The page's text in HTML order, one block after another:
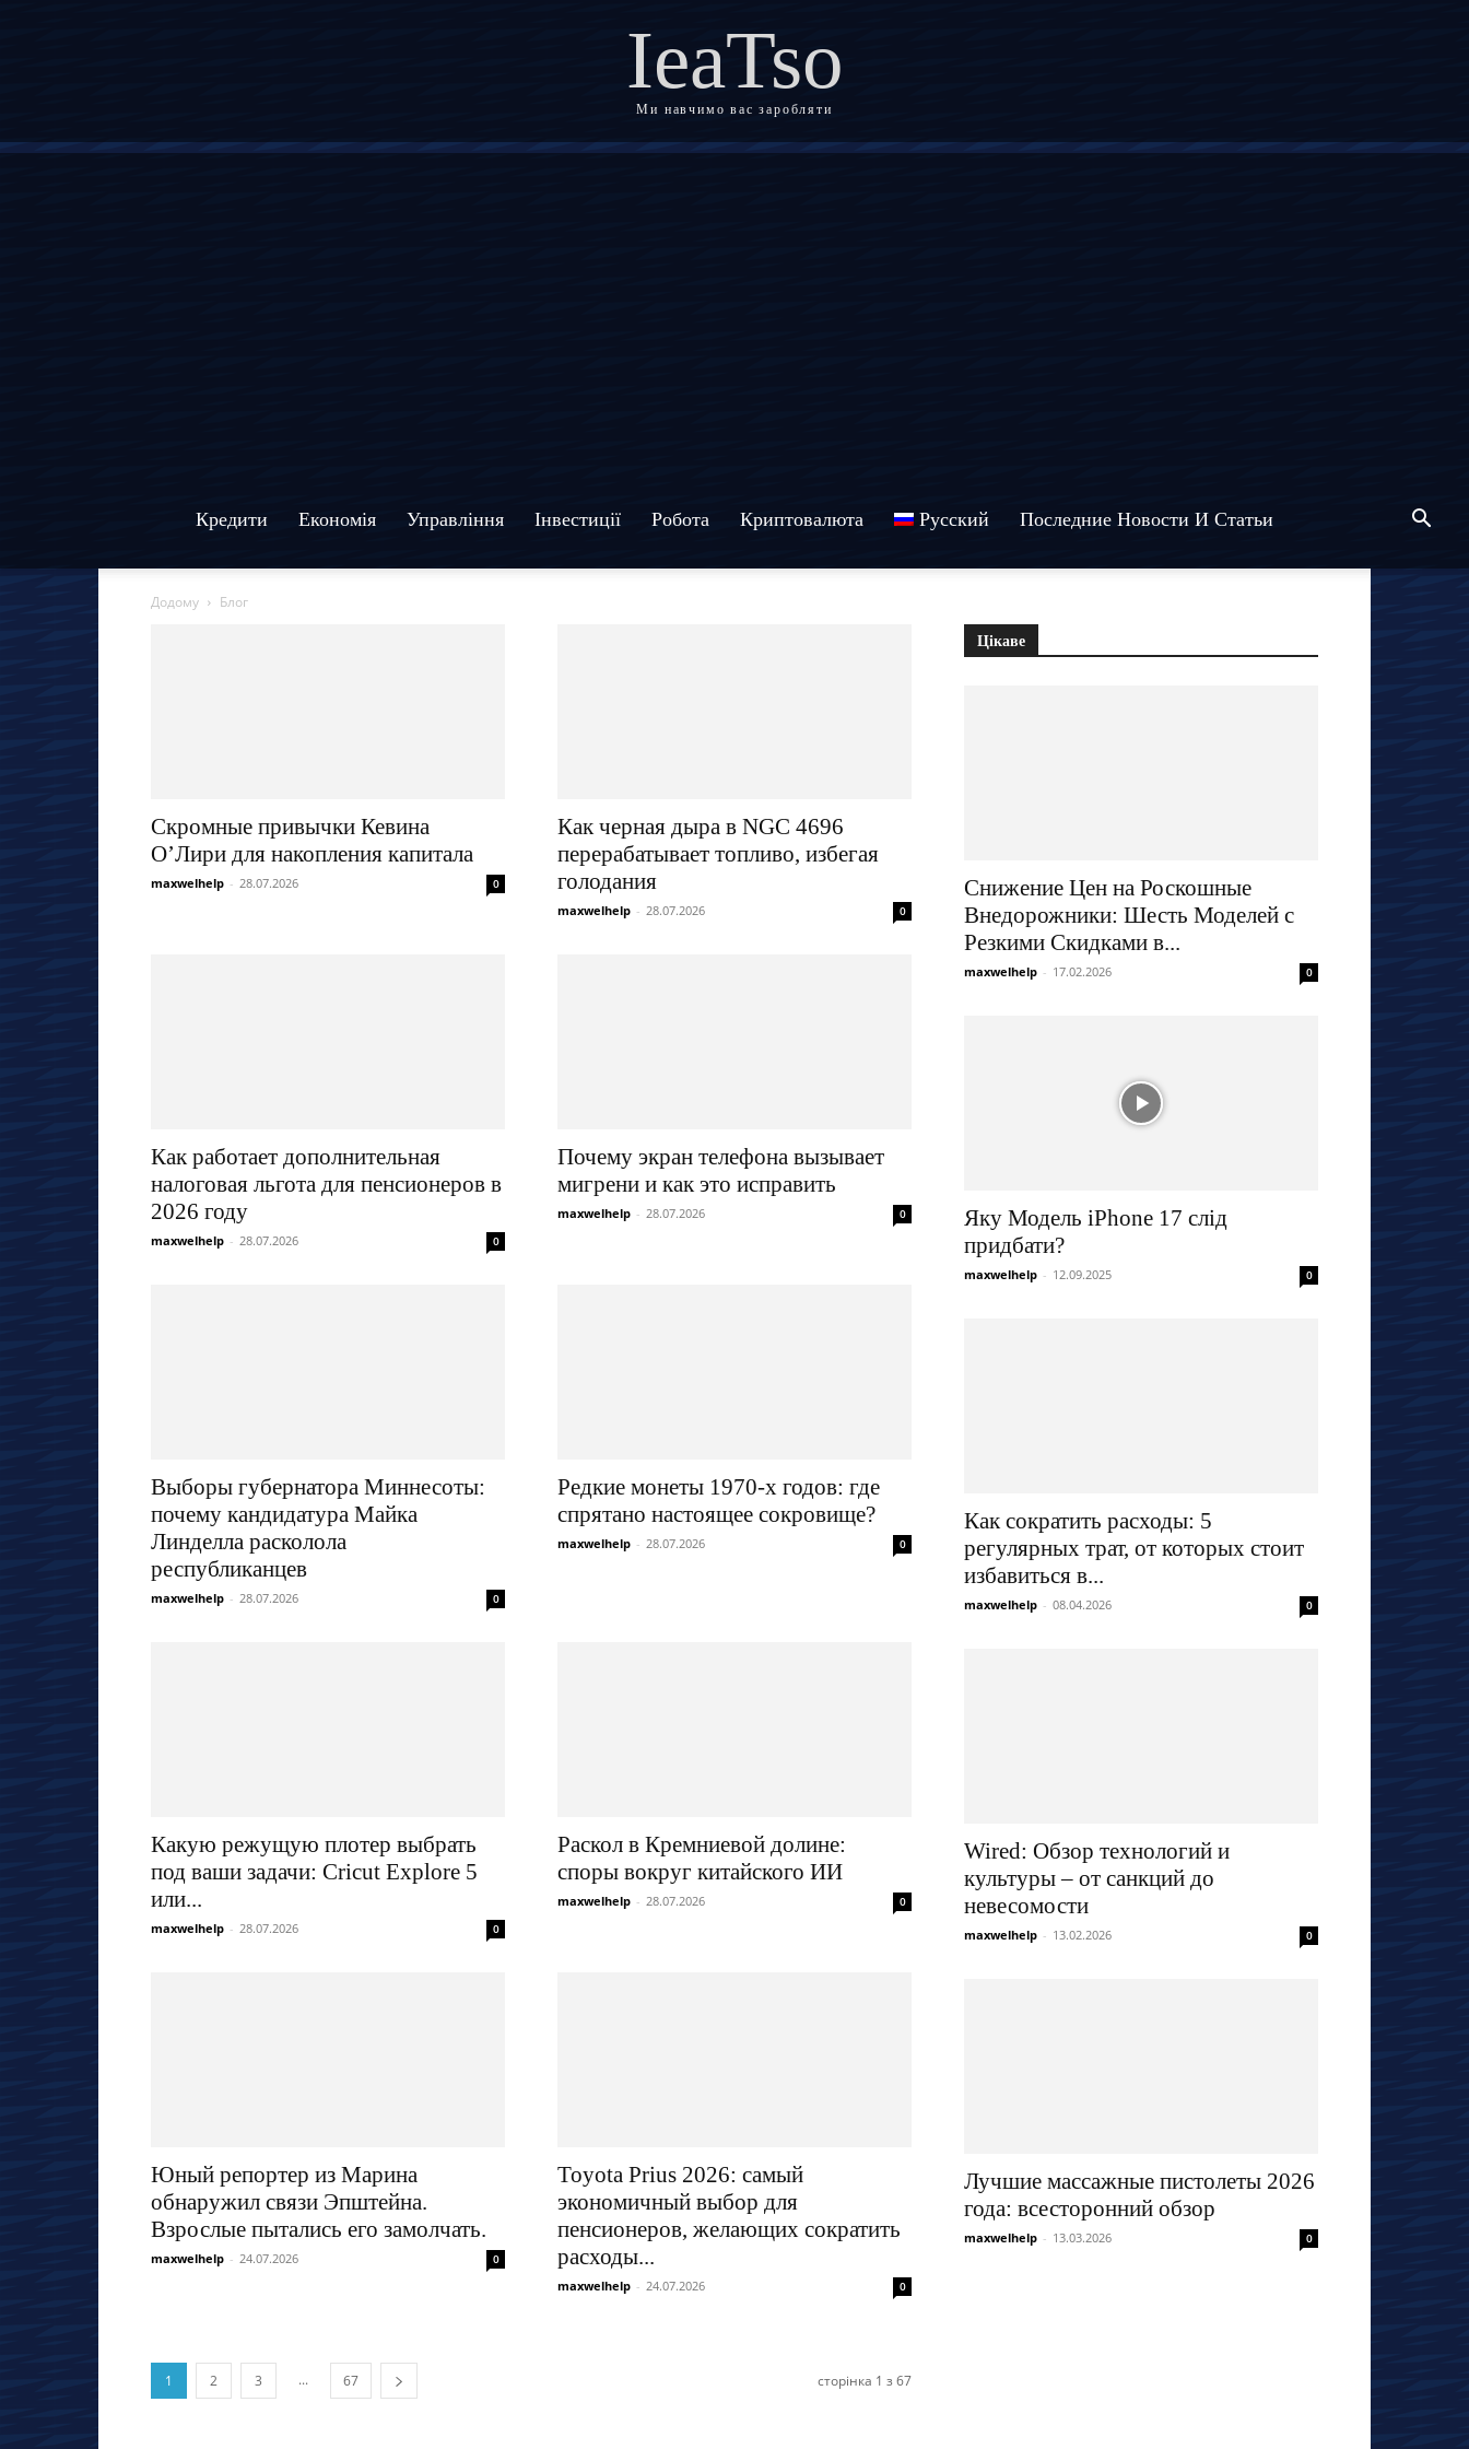
IeaTso
Ми навчимо вас заробляти
Кредити Економія Управління Інвестиції Робота Криптовалюта Русский Последние Новости И Статьи
Додому Блог
Скромные привычки Кевина
О’Лири для накопления капитала
maxwelhelp - 28.07.2026 0
Как черная дыра в NGC 4696
перерабатывает топливо, избегая
голодания
maxwelhelp - 28.07.2026 0
Как работает дополнительная
налоговая льгота для пенсионеров в
2026 году
maxwelhelp - 28.07.2026 0
Почему экран телефона вызывает
мигрени и как это исправить
maxwelhelp - 28.07.2026 0
Выборы губернатора Миннесоты:
почему кандидатура Майка
Линделла расколола
республиканцев
maxwelhelp - 28.07.2026 0
Редкие монеты 1970-х годов: где
спрятано настоящее сокровище?
maxwelhelp - 28.07.2026 0
Какую режущую плотер выбрать
под ваши задачи: Cricut Explore 5
или...
maxwelhelp - 28.07.2026 0
Раскол в Кремниевой долине:
споры вокруг китайского ИИ
maxwelhelp - 28.07.2026 0
Юный репортер из Марина
обнаружил связи Эпштейна.
Взрослые пытались его замолчать.
maxwelhelp - 24.07.2026 0
Toyota Prius 2026: самый
экономичный выбор для
пенсионеров, желающих сократить
расходы...
maxwelhelp - 24.07.2026 0
1 2 3 ... 67 сторінка 1 з 67
Цікаве
Снижение Цен на Роскошные
Внедорожники: Шесть Моделей с
Резкими Скидками в...
maxwelhelp - 17.02.2026 0
Яку Модель iPhone 17 слід
придбати?
maxwelhelp - 12.09.2025 0
Как сократить расходы: 5
регулярных трат, от которых стоит
избавиться в...
maxwelhelp - 08.04.2026 0
Wired: Обзор технологий и
культуры – от санкций до
невесомости
maxwelhelp - 13.02.2026 0
Лучшие массажные пистолеты 2026
года: всесторонний обзор
maxwelhelp - 13.03.2026 0